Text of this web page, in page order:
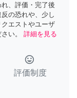
、評価・完了後
の恐れや、少し
エストやユーザ
い。
詳細を見る
tag_faces
評価制度